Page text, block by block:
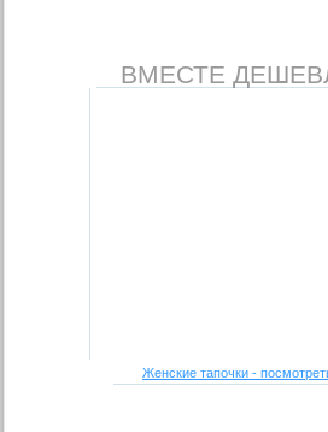
ВМЕСТЕ
Женские тапочки -